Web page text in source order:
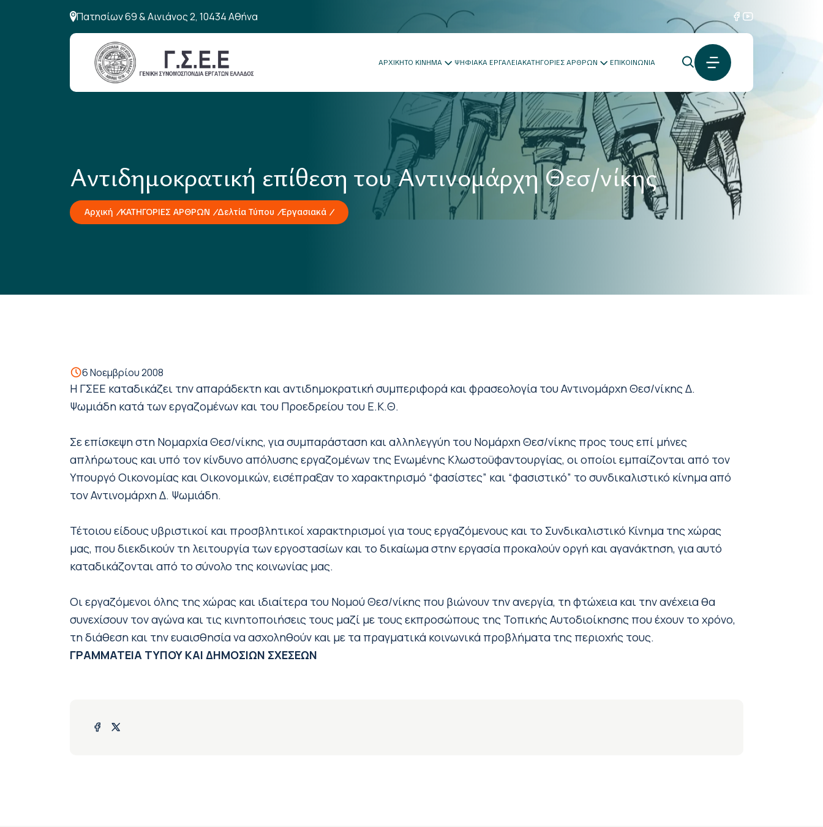
Πατησίων 69 & Αινιάνος 2, 10434 Αθήνα
ΑΡΧΙΚΗΤΟ ΚΙΝΗΜΑ ΨΗΦΙΑΚΑ ΕΡΓΑΛΕΙΑΚΑΤΗΓΟΡΙΕΣ ΑΡΘΡΩΝ ΕΠΙΚΟΙΝΩΝΙΑ
Αντιδημοκρατική επίθεση του Αντινομάρχη Θεσ/νίκης
Αρχική ΚΑΤΗΓΟΡΙΕΣ ΑΡΘΡΩΝ Δελτία Τύπου Εργασιακά
6 Νοεμβρίου 2008
Η ΓΣΕΕ καταδικάζει την απαράδεκτη και αντιδημοκρατική συμπεριφορά και φρασεολογία του Αντινομάρχη Θεσ/νίκης Δ.
Ψωμιάδη κατά των εργαζομένων και του Προεδρείου του Ε.Κ.Θ.
Σε επίσκεψη στη Νομαρχία Θεσ/νίκης, για συμπαράσταση και αλληλεγγύη του Νομάρχη Θεσ/νίκης προς τους επί μήνες
απλήρωτους και υπό τον κίνδυνο απόλυσης εργαζομένων της Ενωμένης Κλωστοϋφαντουργίας, οι οποίοι εμπαίζονται από τον
Υπουργό Οικονομίας και Οικονομικών, εισέπραξαν το χαρακτηρισμό “φασίστες” και “φασιστικό” το συνδικαλιστικό κίνημα από
τον Αντινομάρχη Δ. Ψωμιάδη.
Τέτοιου είδους υβριστικοί και προσβλητικοί χαρακτηρισμοί για τους εργαζόμενους και το Συνδικαλιστικό Κίνημα της χώρας
μας, που διεκδικούν τη λειτουργία των εργοστασίων και το δικαίωμα στην εργασία προκαλούν οργή και αγανάκτηση, για αυτό
καταδικάζονται από το σύνολο της κοινωνίας μας.
Οι εργαζόμενοι όλης της χώρας και ιδιαίτερα του Νομού Θεσ/νίκης που βιώνουν την ανεργία, τη φτώχεια και την ανέχεια θα
συνεχίσουν τον αγώνα και τις κινητοποιήσεις τους μαζί με τους εκπροσώπους της Τοπικής Αυτοδιοίκησης που έχουν το χρόνο,
τη διάθεση και την ευαισθησία να ασχοληθούν και με τα πραγματικά κοινωνικά προβλήματα της περιοχής τους.
ΓΡΑΜΜΑΤΕΙΑ ΤΥΠΟΥ ΚΑΙ ΔΗΜΟΣΙΩΝ ΣΧΕΣΕΩΝ